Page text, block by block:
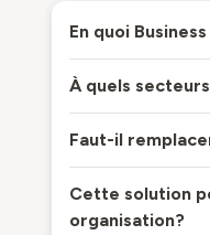
En quoi
À quels
Faut-il
Cette solution
organisation?